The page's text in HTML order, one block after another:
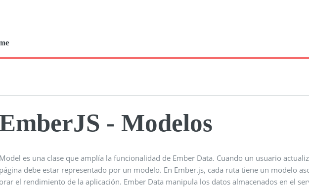
- Modelos
Model es una clase que amplía la funcionalidad de Ember Data. Cuando un usuario
página debe estar representado por un modelo. En Ember.js, cada ruta tiene un modelo
orar el rendimiento de la aplicación. Ember Data manipula los datos almacenados en el